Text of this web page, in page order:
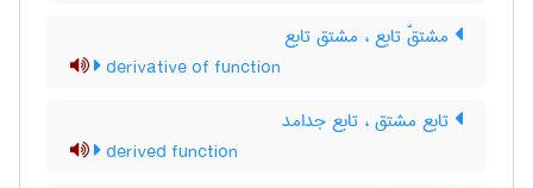
مشتقّ تابع ، مشتق تابع
derivative of function
تابع مشتق ، تابع جدامد
derived function